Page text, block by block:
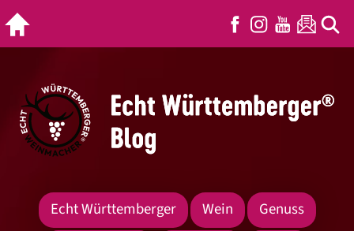
Echt Württemberger Wein
Genuss